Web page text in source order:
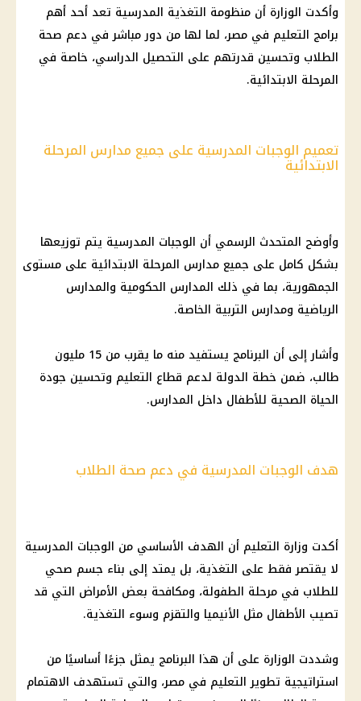
وأكدت الوزارة أن منظومة التغذية المدرسية تعد أحد أهم
برامج التعليم في مصر، لما لها من دور مباشر في دعم صحة
الطلاب وتحسين قدرتهم على التحصيل الدراسي، خاصة في
المرحلة الابتدائية.
تعميم الوجبات المدرسية على جميع مدارس المرحلة
الابتدائية
وأوضح المتحدث الرسمي أن الوجبات المدرسية يتم توزيعها
بشكل كامل على جميع مدارس المرحلة الابتدائية على مستوى
الجمهورية، بما في ذلك المدارس الحكومية والمدارس
الرياضية ومدارس التربية الخاصة.
وأشار إلى أن البرنامج يستفيد منه ما يقرب من 15 مليون
طالب، ضمن خطة الدولة لدعم قطاع التعليم وتحسين جودة
الحياة الصحية للأطفال داخل المدارس.
هدف الوجبات المدرسية في دعم صحة الطلاب
أكدت وزارة التعليم أن الهدف الأساسي من الوجبات المدرسية
لا يقتصر فقط على التغذية، بل يمتد إلى بناء جسم صحي
للطلاب في مرحلة الطفولة، ومكافحة بعض الأمراض التي قد
تصيب الأطفال مثل الأنيميا والتقزم وسوء التغذية.
وشددت الوزارة على أن هذا البرنامج يمثل جزءًا أساسيًا من
استراتيجية تطوير التعليم في مصر، والتي تستهدف الاهتمام